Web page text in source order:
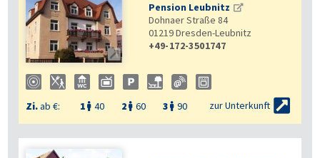

Pension Leubnitz
Dohnaer Straße 84
01219Dresden-Leubnitz
+49-172-3501747
Zi.ab €: 1  40 2  60 3  90 zur Unterkunft 